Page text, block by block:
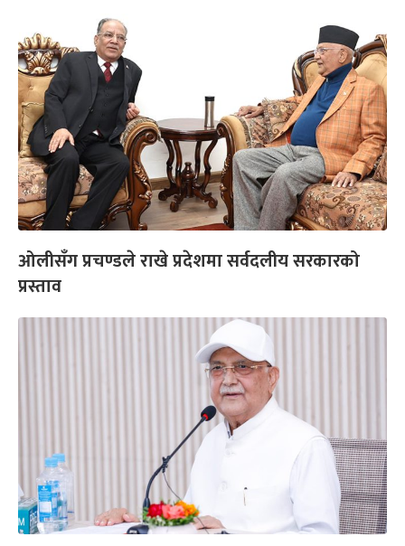
ओलीसँग प्रचण्डले राखे प्रदेशमा सर्वदलीय सरकारको
प्रस्ताव